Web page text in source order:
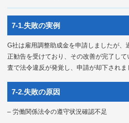
7-1.失敗の実例
G社は雇用調整助成金を申請しましたが、
正勧告を受けており、その改善が完了し
査で法令違反が発覚し、申請が却下されま
7-2.失敗の原因
– 労働関係法令の遵守状況確認不足